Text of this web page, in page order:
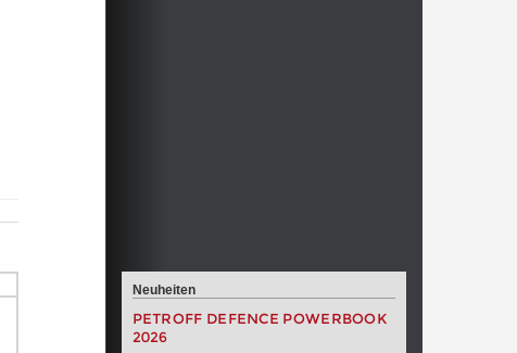
Neuheiten
PETROFF DEFENCE POWERBOOK
2026